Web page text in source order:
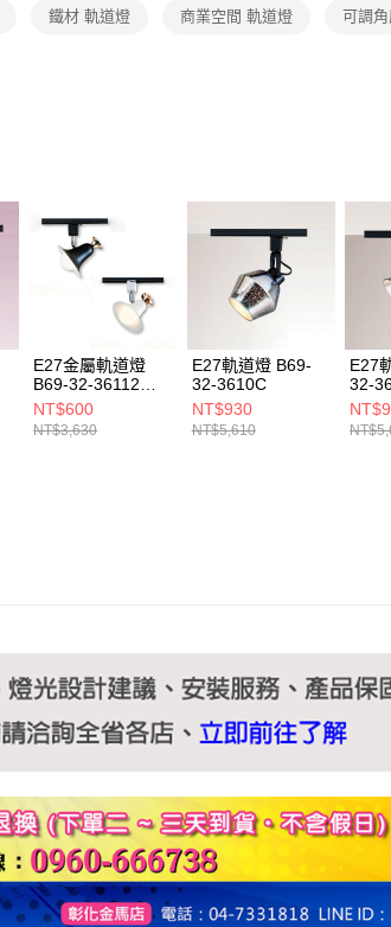
先享後付繳納相關費用。
２．關於個人資料處理事宜，請瀏覽以下網址：
https://aftee.tw/terms/#terms3
３．未成年的使用者請事先徵得法定代理人或監護人之
「AFTEE先享後付」，若未經同意申辦者引起之損失，
４．使用「AFTEE先享後付」時，將依據個別帳號之用
即時審查核予不同之上限額度；若仍有額度不足之情形
結果請求用戶進行身份認證。
５．嚴禁一人註冊多個帳號或使用他人資訊註冊。若發
形，恩沛科技股份有限公司將有權停止該用戶之使用額
動。
鐵材 軌道燈 商業空間 軌道燈 可調
E27金屬軌道燈
B69-32-36112
36113
NT$600
NT$3,630
E27軌道燈 B69-
32-3610C
NT$930
NT$5,610
E27
32-